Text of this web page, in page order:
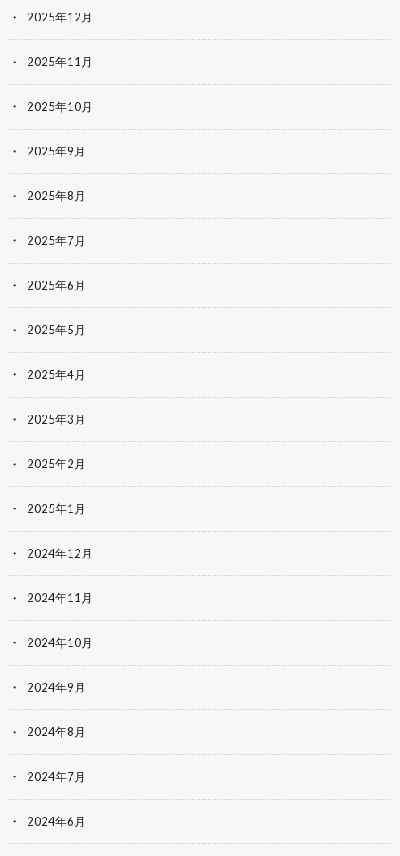
2025年12月
2025年11月
2025年10月
2025年9月
2025年8月
2025年7月
2025年6月
2025年5月
2025年4月
2025年3月
2025年2月
2025年1月
2024年12月
2024年11月
2024年10月
2024年9月
2024年8月
2024年7月
2024年6月